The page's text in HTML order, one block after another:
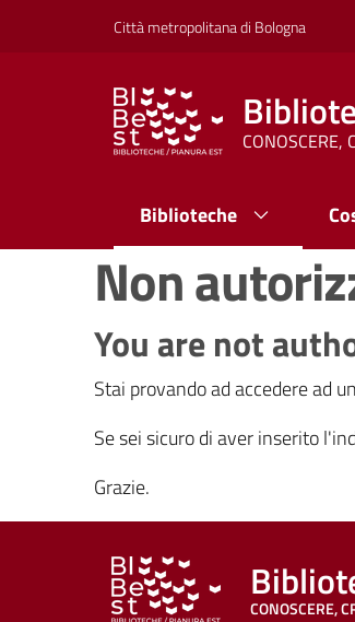
Vai al contenuto
Vai alla navigazioneCittà metropolitana di Bologna
CONOSCERE,
Biblioteche
Non
You are not
Stai provando ad accedere ad
Se sei sicuro di aver inserito
Grazie.
CONOSCERE,